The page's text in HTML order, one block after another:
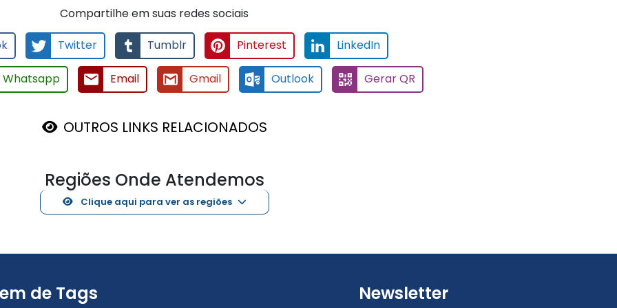
Compartilhe em suas redes sociais
Twitter Tumblr Pinterest LinkedIn
Whatsapp Email Gmail Outlook Gerar QR
OUTROS LINKS RELACIONADOS
Regiões Onde Atendemos
Clique aqui para ver as regiões
de Tags Newsletter